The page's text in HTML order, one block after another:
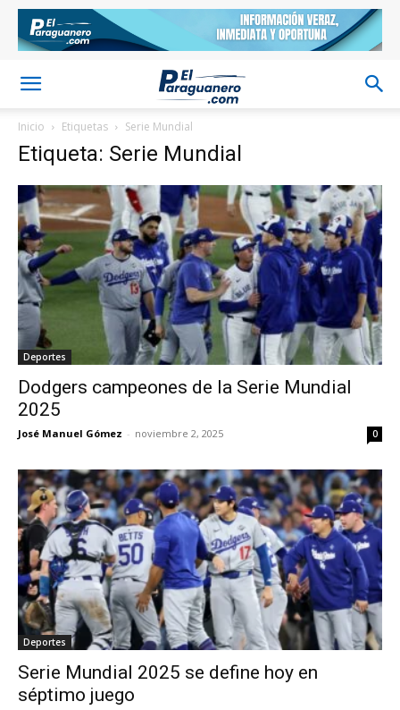
Inicio Etiquetas Serie Mundial
Etiqueta: Serie Mundial
Deportes
Dodgers campeones de la Serie Mundial
2025
José Manuel Gómez - noviembre 2, 2025 0
Deportes
Serie Mundial 2025 se define hoy en
séptimo juego